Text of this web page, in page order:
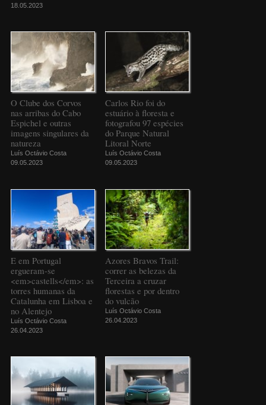
18.05.2023
O Clube dos Corvos
nas arribas do Cabo
Espichel e outras
imagens singulares da
natureza
Luís Octávio Costa
09.05.2023
Carlos Rio foi do
estuário à floresta e
fotografou 97 espécies
do Parque Natural
Litoral Norte
Luís Octávio Costa
09.05.2023
E em Portugal
ergueram-se
<em>castells</em>: as
torres humanas da
Catalunha em Lisboa e
no Alentejo
Luís Octávio Costa
26.04.2023
Azores Bravos Trail:
correr as belezas da
Terceira a cruzar
florestas e por dentro
do vulcão
Luís Octávio Costa
26.04.2023